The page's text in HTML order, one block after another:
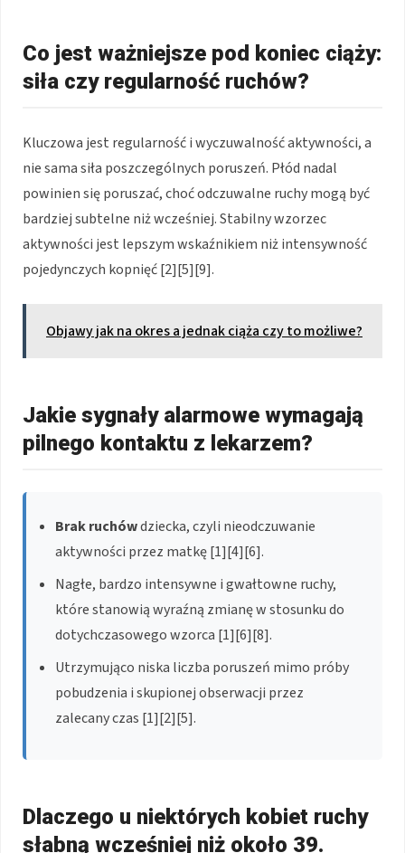
Co jest ważniejsze pod koniec ciąży:
siła czy regularność ruchów?
Kluczowa jest regularność i wyczuwalność aktywności, a
nie sama siła poszczególnych poruszeń. Płód nadal
powinien się poruszać, choć odczuwalne ruchy mogą być
bardziej subtelne niż wcześniej. Stabilny wzorzec
aktywności jest lepszym wskaźnikiem niż intensywność
pojedynczych kopnięć [2][5][9].
Objawy jak na okres a jednak ciąża czy to możliwe?
Jakie sygnały alarmowe wymagają
pilnego kontaktu z lekarzem?
Brak ruchówdziecka, czyli nieodczuwanie
aktywności przez matkę [1][4][6].
Nagłe, bardzo intensywne i gwałtowne ruchy,
które stanowią wyraźną zmianę w stosunku do
dotychczasowego wzorca [1][6][8].
Utrzymująco niska liczba poruszeń mimo próby
pobudzenia i skupionej obserwacji przez
zalecany czas [1][2][5].
Dlaczego u niektórych kobiet ruchy
słabną wcześniej niż około 39.